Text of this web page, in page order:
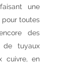
une
pour toutes
des
de tuyaux
cuivre, en